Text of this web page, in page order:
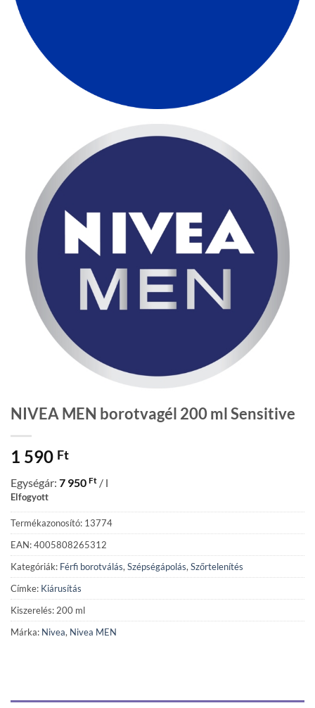
NIVEA MEN borotvagél 200 ml Sensitive
1 590 Ft
Egységár: 7 950 Ft / l
Elfogyott
Termékazonosító: 13774
EAN: 4005808265312
Kategóriák: Férfi borotválás, Szépségápolás, Szőrtelenítés
Címke: Kiárusítás
Kiszerelés: 200 ml
Márka: Nivea, Nivea MEN